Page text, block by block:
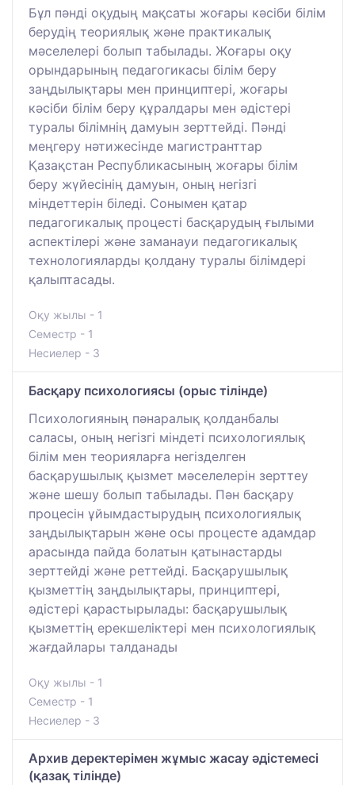
Бұл пәнді оқудың мақсаты жоғары кәсіби білім
берудің теориялық және практикалық
мәселелері болып табылады. Жоғары оқу
орындарының педагогикасы білім беру
заңдылықтары мен принциптері, жоғары
кәсіби білім беру құралдары мен әдістері
туралы білімнің дамуын зерттейді. Пәнді
меңгеру нәтижесінде магистранттар
Қазақстан Республикасының жоғары білім
беру жүйесінің дамуын, оның негізгі
міндеттерін біледі. Сонымен қатар
педагогикалық процесті басқарудың ғылыми
аспектілері және заманауи педагогикалық
технологияларды қолдану туралы білімдері
қалыптасады.
Оқу жылы - 1
Семестр - 1
Несиелер - 3
Басқару психологиясы (орыс тілінде)
Психологияның пәнаралық қолданбалы
саласы, оның негізгі міндеті психологиялық
білім мен теорияларға негізделген
басқарушылық қызмет мәселелерін зерттеу
және шешу болып табылады. Пән басқару
процесін ұйымдастырудың психологиялық
заңдылықтарын және осы процесте адамдар
арасында пайда болатын қатынастарды
зерттейді және реттейді. Басқарушылық
қызметтің заңдылықтары, принциптері,
әдістері қарастырылады: басқарушылық
қызметтің ерекшеліктері мен психологиялық
жағдайлары талданады
Оқу жылы - 1
Семестр - 1
Несиелер - 3
Архив деректерімен жұмыс жасау әдістемесі
(қазақ тілінде)